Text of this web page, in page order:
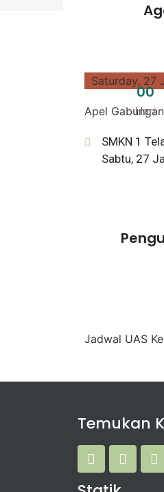
Saturday, 27
Apel
SMKN 1
Sabtu, 27
00
Hari
Jadwal UAS
Temukan